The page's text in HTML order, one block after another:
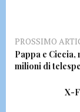
PROSSIMO
Pappa e Ciccia,
milioni di
X-